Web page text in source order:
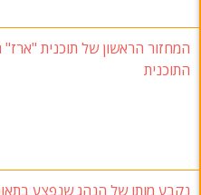
התוכנית
נקבע מותו של הנהג שנפצע